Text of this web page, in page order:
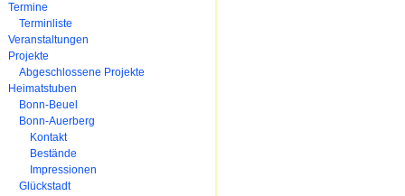
Termine
Terminliste
Veranstaltungen
Projekte
Abgeschlossene Projekte
Heimatstuben
Bonn-Beuel
Bonn-Auerberg
Kontakt
Bestände
Impressionen
Glückstadt